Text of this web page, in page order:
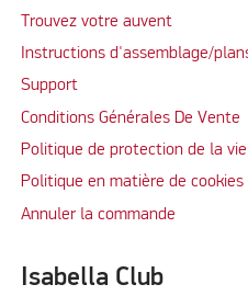
Trouvez votre auvent
Instructions d'assemblage/
Support
Conditions Générales De Vente
Politique de protection de la
Politique en matière de cookies
Annuler la commande
Isabella Club